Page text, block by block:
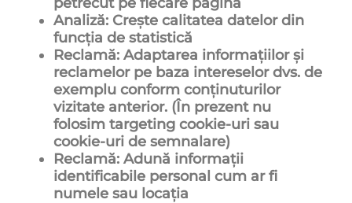
Analiză: Crește calitatea datelor din
funcția de statistică
Reclamă: Adaptarea informațiilor și
reclamelor pe baza intereselor dvs. de
exemplu conform conținuturilor
vizitate anterior. (În prezent nu
folosim targeting cookie-uri sau
cookie-uri de semnalare)
Reclamă: Adună informații
identificabile personal cum ar fi
numele sau locația